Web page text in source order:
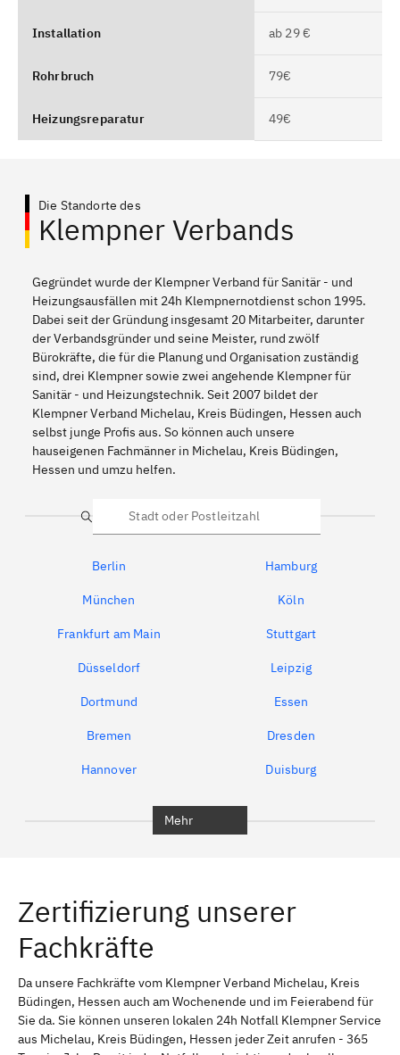
Installation ab 29 €
Rohrbruch 79€
Heizungsreparatur 49€
Die Standorte des
Klempner Verbands
Gegründet wurde der Klempner Verband für Sanitär - und
Heizungsausfällen mit 24h Klempnernotdienst schon 1995.
Dabei seit der Gründung insgesamt 20 Mitarbeiter, darunter
der Verbandsgründer und seine Meister, rund zwölf
Bürokräfte, die für die Planung und Organisation zuständig
sind, drei Klempner sowie zwei angehende Klempner für
Sanitär - und Heizungstechnik. Seit 2007 bildet der
Klempner Verband Michelau, Kreis Büdingen, Hessen auch
selbst junge Profis aus. So können auch unsere
hauseigenen Fachmänner in Michelau, Kreis Büdingen,
Hessen und umzu helfen.
Suche
Berlin Hamburg
München Köln
Frankfurt am Main Stuttgart
Düsseldorf Leipzig
Dortmund Essen
Bremen Dresden
Hannover Duisburg
Frankfurt am Main
Marburg Fulda
Bauschheim
Wetzlar Oberursel (Taunus)
Oberursel Bommersheim
Mehr
Zertifizierung unserer
Fachkräfte
Da unsere Fachkräfte vom Klempner Verband Michelau, Kreis
Büdingen, Hessen auch am Wochenende und im Feierabend für
Sie da. Sie können unseren lokalen 24h Notfall Klempner Service
aus Michelau, Kreis Büdingen, Hessen jeder Zeit anrufen - 365